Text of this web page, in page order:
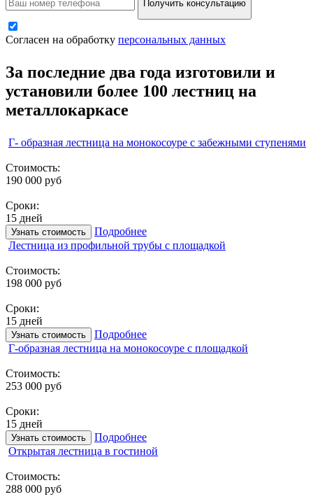
Получить консультацию
Согласен на обработку персональных данных
За последние два года изготовили и
установили более 100 лестниц на
металлокаркасе
Г- образная лестница на монокосоуре с забежными ступенями
Стоимость:
190 000 руб
Сроки:
15 дней
Узнать стоимость
Подробнее
Лестница из профильной трубы с площадкой
Стоимость:
198 000 руб
Сроки:
15 дней
Узнать стоимость
Подробнее
Г-образная лестница на монокосоуре с площадкой
Стоимость:
253 000 руб
Сроки:
15 дней
Узнать стоимость
Подробнее
Открытая лестница в гостиной
Стоимость:
288 000 руб